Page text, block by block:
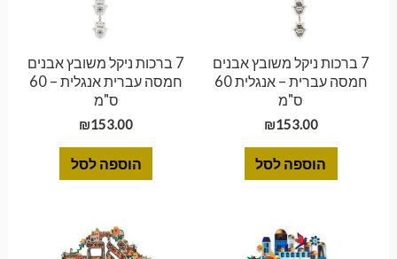
7 ברכות ניקל משובץ אבנים
חמסה עברית – אנגלית 60
ס"מ
₪153.00
הוספה לסל
7 ברכות ניקל משובץ אבנים
חמסה עברית אנגלית – 60
ס"מ
₪153.00
הוספה לסל